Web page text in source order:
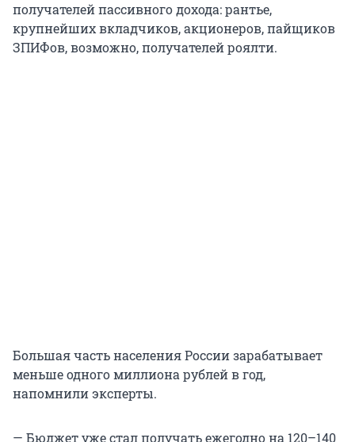
получателей пассивного дохода: рантье,
крупнейших вкладчиков, акционеров, пайщиков
ЗПИФов, возможно, получателей роялти.
Большая часть населения России зарабатывает
меньше одного миллиона рублей в год,
напомнили эксперты.
— Бюджет уже стал получать ежегодно на 120–140